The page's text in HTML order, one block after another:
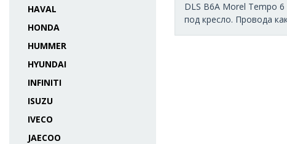
HAVAL
HONDA
HUMMER
HYUNDAI
INFINITI
ISUZU
IVECO
JAECOO
DLS B6A Morel Tempo
под кресло. Провода